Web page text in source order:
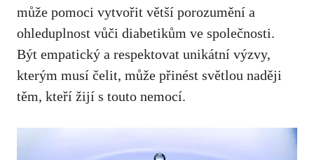
může⁣ pomoci vytvořit větší porozumění a‍
ohleduplnost vůči diabetikům ve společnosti.‌
Být⁤ empatický a‌ respektovat unikátní výzvy,
kterým musí⁣ čelit, může přinést světlou naději
těm, kteří žijí s touto nemocí.